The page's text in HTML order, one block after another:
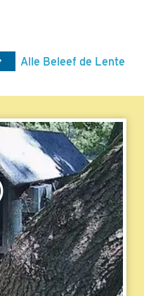
Alle Beleef de Lente